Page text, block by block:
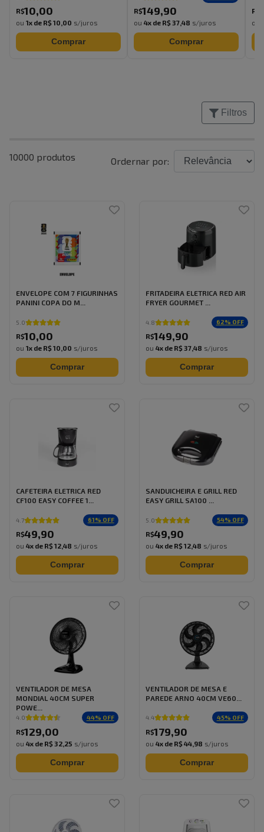
R$10,00
ou 1x de R$ 10,00 s/juros
Comprar
R$149,90
ou 4x de R$ 37,48 s/juros
Comprar
R$
ou
Filtros
10000 produtos Ordernar por:
ENVELOPE COM 7 FIGURINHAS
PANINI COPA DO M...
5.0
R$10,00
ou 1x de R$ 10,00 s/juros
Comprar
FRITADEIRA ELETRICA RED AIR
FRYER GOURMET ...
4.8 62% OFF
R$149,90
ou 4x de R$ 37,48 s/juros
Comprar
CAFETEIRA ELETRICA RED
CF100 EASY COFFEE 1...
4.7 61% OFF
R$49,90
ou 4x de R$ 12,48 s/juros
Comprar
SANDUICHEIRA E GRILL RED
EASY GRILL SA100 ...
5.0 54% OFF
R$49,90
ou 4x de R$ 12,48 s/juros
Comprar
VENTILADOR DE MESA
MONDIAL 40CM SUPER
POWE...
4.0 44% OFF
R$129,00
ou 4x de R$ 32,25 s/juros
Comprar
VENTILADOR DE MESA E
PAREDE ARNO 40CM VE60...
4.4 45% OFF
R$179,90
ou 4x de R$ 44,98 s/juros
Comprar